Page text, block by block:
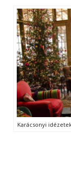
Karácsonyi